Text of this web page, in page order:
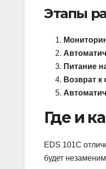
Этапы
Питание
Возврат к
Где и
EDS 101C
будет